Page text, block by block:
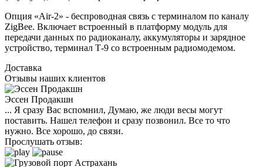
Опция «Air-2» - беспроводная связь с терминалом по каналу
ZigBee. Включает встроенный в платформу модуль для
передачи данных по радиоканалу, аккумуляторы и зарядное
устройство, терминал Т-9 со встроенным радиомодемом.
Доставка
Отзывы наших клиентов
Эссен Продакшн
... Я сразу Вас вспомнил, Думаю, же люди весы могут
поставить. Нашел телефон и сразу позвонил. Все то что
нужно. Все хорошо, до связи.
Прослушать отзыв: